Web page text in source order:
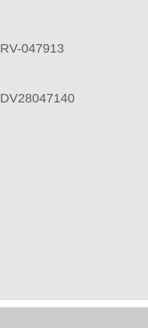
RV-047913
DV28047140